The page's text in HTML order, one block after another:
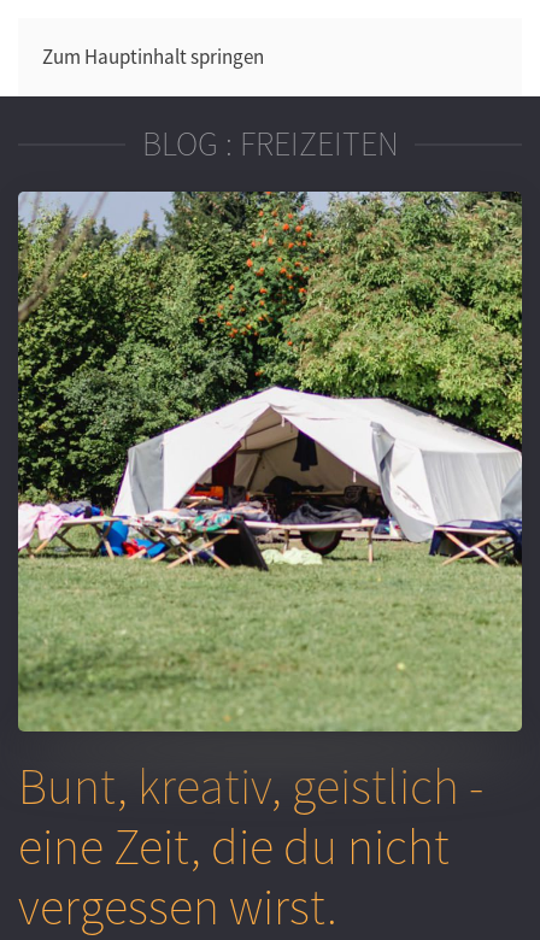
Zum Hauptinhalt springen
BLOG : FREIZEITEN
Bunt, kreativ, geistlich -
eine Zeit, die du nicht
vergessen wirst.